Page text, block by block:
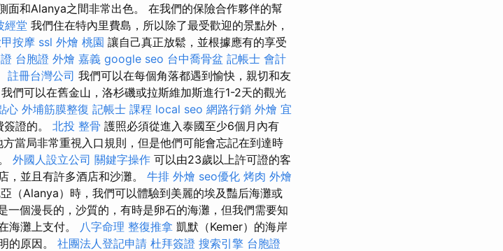
面和Alanya之間非常出色。 在我們的保險合作夥伴的幫
經堂 我們住在特內里費島，所以除了最受歡迎的景點外，
按摩 ssl 外燴 桃園 讓自己真正放鬆，並根據應有的享受
台胞證 外燴 嘉義 google seo 台中喬骨盆 記帳士 會計
註冊台灣公司 我們可以在每個角落都遇到愉快，親切和友
們可以在舊金山，洛杉磯或拉斯維加斯進行1-2天的觀光
心 外埔筋膜整復 記帳士 課程 local seo 網路行銷 外燴 宜
證的。 北投 整骨 護照必須從進入泰國至少6個月內有
方當局非常重視入口規則，但是他們可能會忘記在到達時
外國人設立公司 關鍵字操作 可以由23歲以上許可證的客
，並且有許多酒店和沙灘。 牛排 外燴 seo優化 烤肉 外燴
（Alanya）時，我們可以體驗到美麗的埃及豔后海灘或
一個漫長的，沙質的，有時是卵石的海灘，但我們需要知
海灘上支付。 八字命理 整復推拿 凱默（Kemer）的海岸
的原因。 社團法人登記申請 杜拜簽證 搜索引擎 台胞證